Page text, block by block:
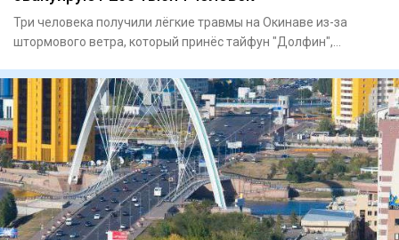
Три человека получили лёгкие травмы на Окинаве из-за
штормового ветра, который принёс тайфун "Долфин",